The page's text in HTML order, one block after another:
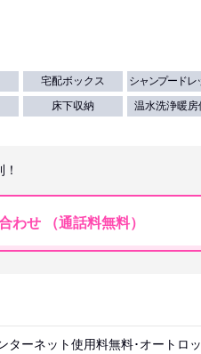
宅配ボックス
シャンプードレ
床下収納 温水洗浄暖房
わせ （通話料無料）
ターネット使用料無料･オートロ